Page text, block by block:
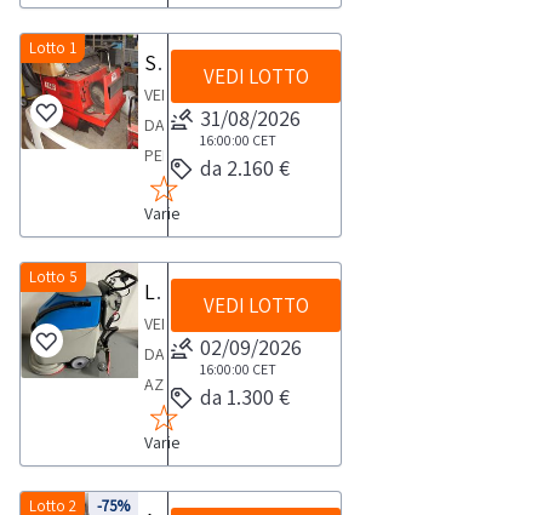
atm
completa
di
tubo
e
lancia
Lotto 1
Spazzatrice professionale Faip
VENDITA
DA
PERSONA
FISICASpazzatrice
professionale
Faip,
rossa
uomo
seduto
Varie
VEDI LOTTO
31/08/2026
16:00:00 CET
da 2.160 €
Lotto 5
Lavapavimenti Fiorentini
VENDITA
DA
AZIENDA
ATTIVALavapavimenti
Fiorentini
Varie
VEDI LOTTO
02/09/2026
16:00:00 CET
da 1.300 €
-75%
Lotto 2